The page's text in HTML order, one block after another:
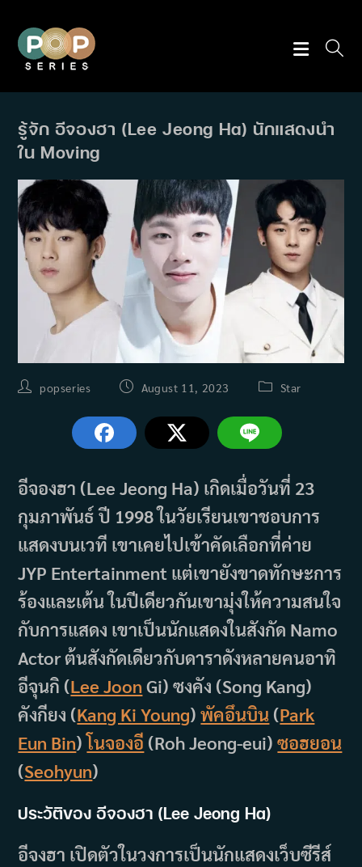
content
รู้จัก อีจองฮา (Lee Jeong Ha) นักแสดงนำ
ใน Moving
Postpopseries
PostAugust 11, 2023
PostStar
อีจองฮา (Lee Jeong Ha) เกิดเมื่อวันที่ 23
กุมภาพันธ์ ปี 1998 ในวัยเรียนเขาชอบการ
แสดงบนเวที เขาเคยไปเข้าคัดเลือกที่ค่าย
JYP Entertainment แต่เขายังขาดทักษะการ
ร้องและเต้น ในปีเดียวกันเขามุ่งให้ความสนใจ
กับการแสดง เขาเป็นนักแสดงในสังกัด Namo
Actor ต้นสังกัดเดียวกับดาราดังหลายคนอาทิ
อีจุนกิ (Lee Joon Gi) ซงคัง (Song Kang)
คังกียง (Kang Ki Young)พัคอึนบิน (Park
Eun Bin)โนจองอี (Roh Jeong-eui)ซอฮยอน
(Seohyun)
ประวัติของ อีจองฮา (Lee Jeong Ha)
อีจงฮา เปิดตัวในวงการเป็นนักแสดงเว็บซีรีส์